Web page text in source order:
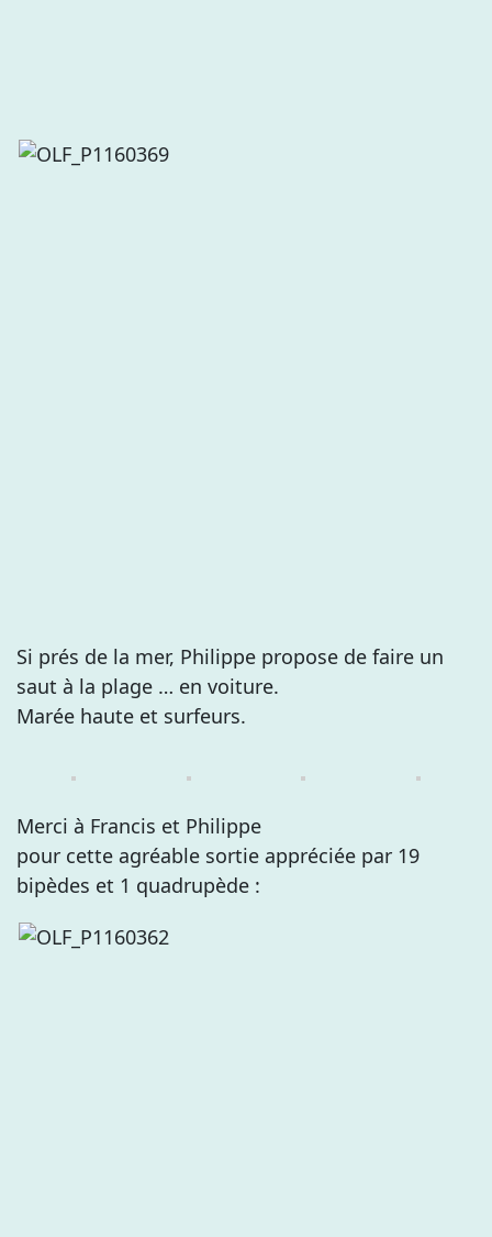
Si prés de la mer, Philippe propose de faire un
saut à la plage … en voiture.
Marée haute et surfeurs.
Merci à Francis et Philippe
pour cette agréable sortie appréciée par 19
bipèdes et 1 quadrupède :